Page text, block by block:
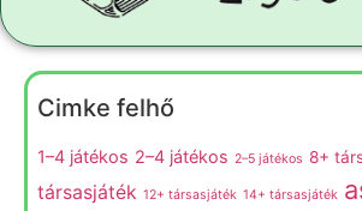
Cimke felhő
1–4 játékos 2–4 játékos 2–5 játékos 8+
társasjáték 12+ társasjáték 14+ társasjáték